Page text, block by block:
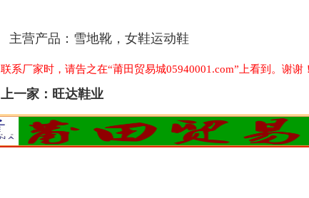
主营产品： 雪地靴，女鞋运动鞋
联系厂家时，请告之在“莆田贸易城05940001.com”上看到。谢谢
上一家： 旺达鞋业